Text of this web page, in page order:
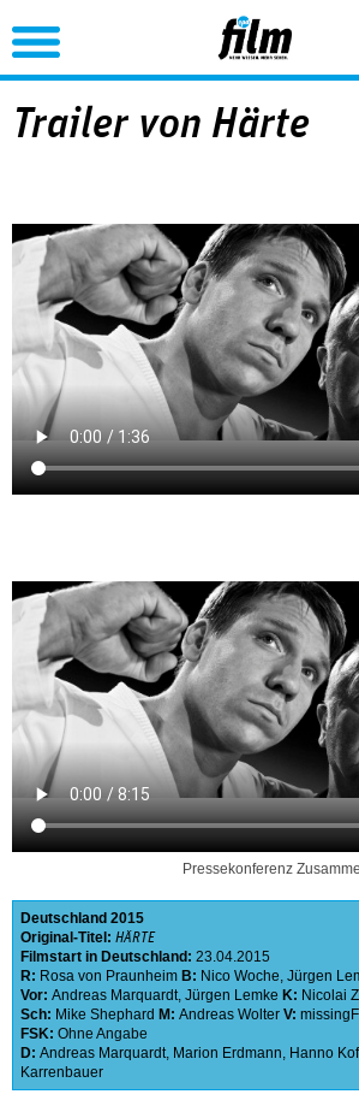
Jump to Navigation
Trailer von Härte
Pressekonferenz
Deutschland 2015
Original-Titel: HÄRTE
Filmstart in Deutschland: 23.04.2015
R: Rosa von Praunheim B: Nico Woche Jürgen
Vor: Andreas Marquardt Jürgen Lemke K: Nicolai
Sch: Mike Shephard M: Andreas Wolter V:
FSK: Ohne Angabe
D: Andreas Marquardt Marion Erdmann Hanno
Karrenbauer